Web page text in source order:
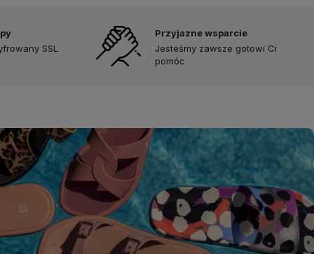
SSL
Przyjazne wsparcie
Jesteśmy zawsze gotowi Ci
pomóc